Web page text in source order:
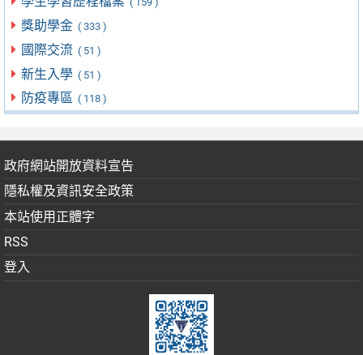
獎助學金 ( 333 )
國際交流 ( 51 )
新生入學 ( 51 )
防疫專區 ( 118 )
政府網站開放資料宣告
隱私權及資訊安全政策
本站使用正體字
RSS
登入